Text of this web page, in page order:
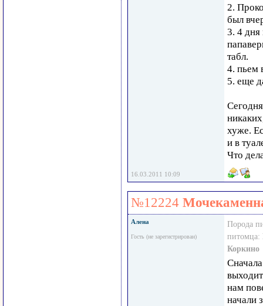
2.
был
3. 4 дня
табл.
4. пьем
5. еще
хуже.
и в
Что
16.03.2011 10:09
№12224
Алена
Гость (не зарегистрирован)
Порода
питомца:
Коркино
нам
начали